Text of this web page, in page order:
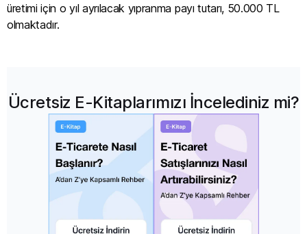
üretimi için o yıl ayrılacak yıpranma payı tutarı, 50.000 TL
olmaktadır.
Ücretsiz E-Kitaplarımızı İncelediniz mi?